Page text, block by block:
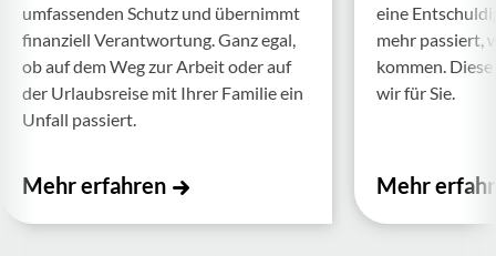
umfas­senden Schutz und über­nimmt
finan­ziell Verant­wor­tung. Ganz egal,
ob auf dem Weg zur Arbeit oder auf
der Urlaubs­reise mit Ihrer Familie ein
Unfall passiert.
Mehr erfahren
eine
mehr passiert,
kommen.
wir für Sie.
Mehr